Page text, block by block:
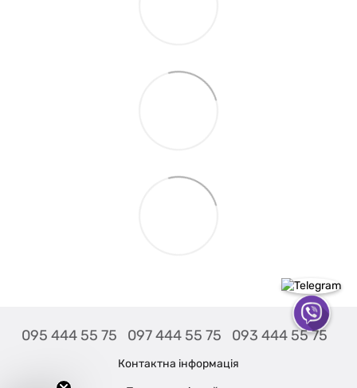
095 444 55 75 097 444 55 75 093 444 55 75
Контактна інформація